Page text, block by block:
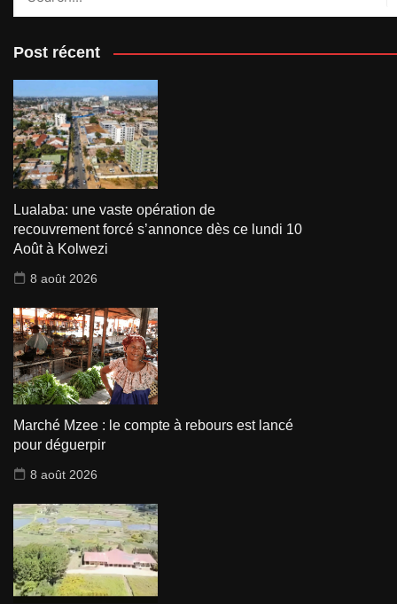
Post récent
Lualaba: une vaste opération de
recouvrement forcé s’annonce dès ce lundi 10
Août à Kolwezi
8 août 2026
Marché Mzee : le compte à rebours est lancé
pour déguerpir
8 août 2026